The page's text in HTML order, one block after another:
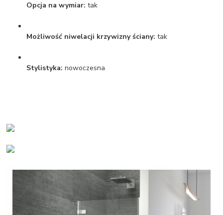
Opcja na wymiar: tak
Możliwość niwelacji krzywizny ściany: tak
Stylistyka: nowoczesna